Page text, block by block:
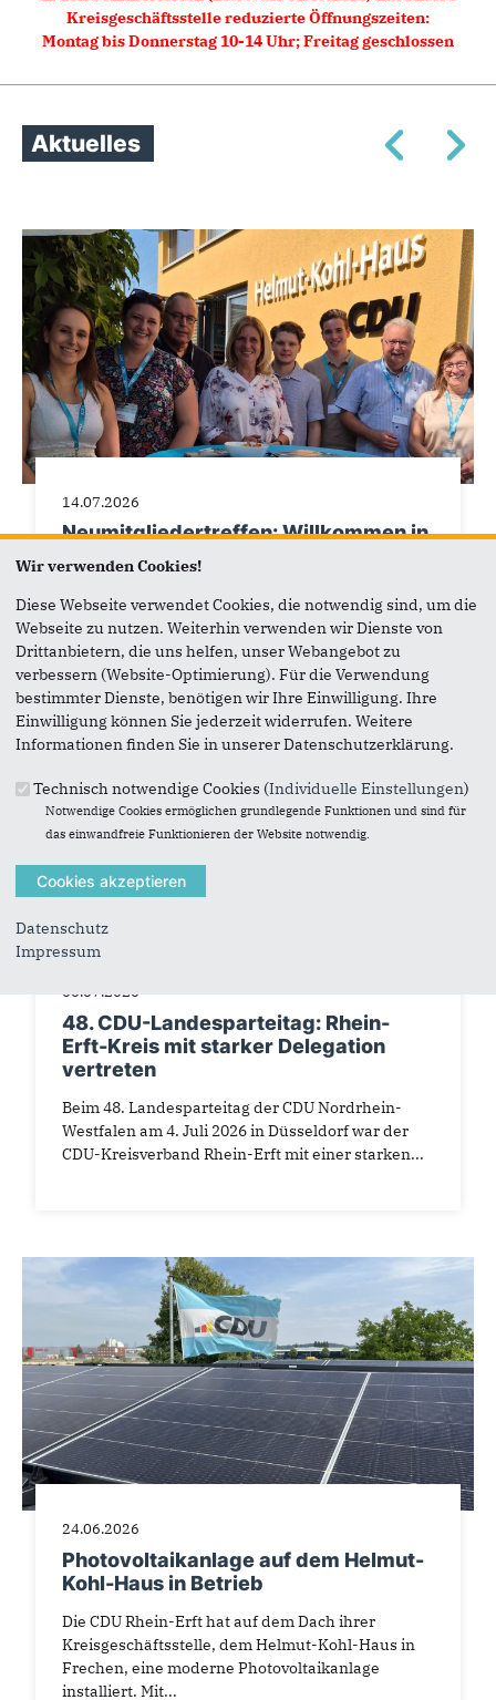
Kreisgeschäftsstelle reduzierte Öffnungszeiten:
Montag bis Donnerstag 10-14 Uhr; Freitag geschlossen
Aktuelles
14.07.2026
Neumitgliedertreffen: Willkommen in
der CDU-Familie
Neumitglieder zum traditionellen
Grillnachmittag in der Kreisgeschäftsstelle
06.07.2026
48. CDU-Landesparteitag: Rhein-
Erft-Kreis mit starker Delegation
vertreten
Beim 48. Landesparteitag der CDU Nordrhein-
Westfalen am 4. Juli 2026 in Düsseldorf war der
CDU-Kreisverband Rhein-Erft mit einer starken...
24.06.2026
Photovoltaikanlage auf dem Helmut-
Kohl-Haus in Betrieb
Die CDU Rhein-Erft hat auf dem Dach ihrer
Kreisgeschäftsstelle, dem Helmut-Kohl-Haus in
Frechen, eine moderne Photovoltaikanlage
installiert. Mit...
Wir verwenden Cookies!
Diese Webseite verwendet Cookies, die notwendig sind, um die
Webseite zu nutzen. Weiterhin verwenden wir Dienste von
Drittanbietern, die uns helfen, unser Webangebot zu
verbessern (Website-Optimierung). Für die Verwendung
bestimmter Dienste, benötigen wir Ihre Einwilligung. Ihre
Einwilligung können Sie jederzeit widerrufen. Weitere
Informationen finden Sie in unserer Datenschutzerklärung.
Technisch notwendige Cookies (Individuelle Einstellungen)
Notwendige Cookies ermöglichen grundlegende Funktionen und sind für
das einwandfreie Funktionieren der Website notwendig.
Datenschutz
Impressum